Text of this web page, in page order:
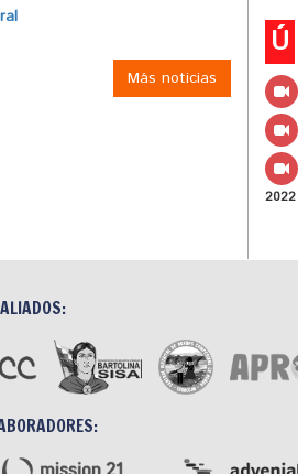
Más noticias
Ú
2022
ALIADOS: